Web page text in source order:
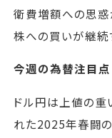
衛費増額への思惑
株への買いが継続
今週の為替注目点
ドル円は上値の重
れた2025年春闘